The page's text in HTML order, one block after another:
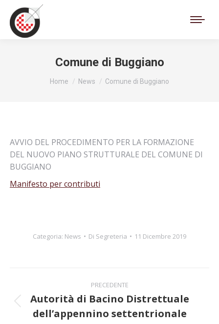
Comune di Buggiano
Tu sei qui:
Home News Comune di Buggiano
AVVIO DEL PROCEDIMENTO PER LA FORMAZIONE
DEL NUOVO PIANO STRUTTURALE DEL COMUNE DI
BUGGIANO
Manifesto per contributi
Categoria: News Di Segreteria 11 Dicembre 2019
tra
PRECEDENTE
Post
precedente:
Autorità di Bacino Distrettuale
dell’appennino settentrionale